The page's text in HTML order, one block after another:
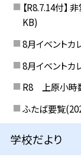
【R8.7.14付】
KB)
8月イベントカ
8月イベントカ
R8 上原小時
ふたば要覧
学校だより